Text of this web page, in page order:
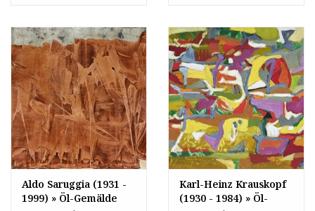
Küstenlandschaft
Aldo Saruggia (1931 -
1999) » Öl-Gemälde
Karl-Heinz Krauskopf
(1930 - 1984) » Öl-